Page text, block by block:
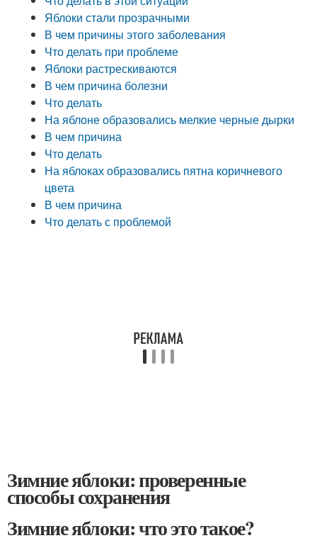
Яблоки стали прозрачными
В чем причины этого заболевания
Что делать при проблеме
Яблоки растрескиваются
В чем причина болезни
Что делать
На яблоне образовались мелкие черные дырки
В чем причина
Что делать
На яблоках образовались пятна коричневого
цвета
В чем причина
Что делать с проблемой
Зимние яблоки: проверенные
способы сохранения
Зимние яблоки: что это такое?